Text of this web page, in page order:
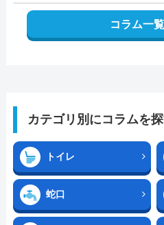
コラム一
カテゴリ別にコラムを
トイレ
蛇口